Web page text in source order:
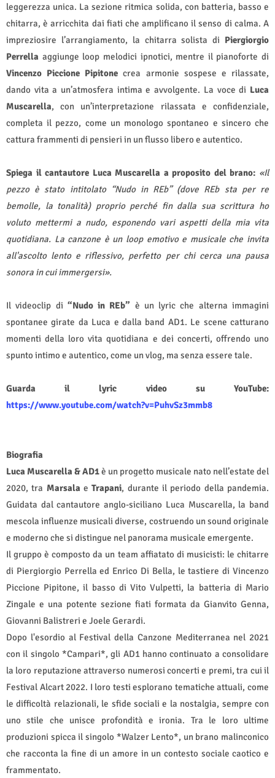
leggerezza unica. La sezione ritmica solida, con batteria, basso e
chitarra, è arricchita dai fiati che amplificano il senso di calma. A
impreziosire l’arrangiamento, la chitarra solista di Piergiorgio
Perrella aggiunge loop melodici ipnotici, mentre il pianoforte di
Vincenzo Piccione Pipitone crea armonie sospese e rilassate,
dando vita a un’atmosfera intima e avvolgente. La voce di Luca
Muscarella, con un’interpretazione rilassata e confidenziale,
completa il pezzo, come un monologo spontaneo e sincero che
cattura frammenti di pensieri in un flusso libero e autentico.
Spiega il cantautore Luca Muscarella a proposito del brano: «Il
pezzo è stato intitolato “Nudo in REb” (dove REb sta per re
bemolle, la tonalità) proprio perché fin dalla sua scrittura ho
voluto mettermi a nudo, esponendo vari aspetti della mia vita
quotidiana. La canzone è un loop emotivo e musicale che invita
all'ascolto lento e riflessivo, perfetto per chi cerca una pausa
sonora in cui immergersi».
Il videoclip di “Nudo in REb” è un lyric che alterna immagini
spontanee girate da Luca e dalla band AD1. Le scene catturano
momenti della loro vita quotidiana e dei concerti, offrendo uno
spunto intimo e autentico, come un vlog, ma senza essere tale.
Guarda il lyric video su YouTube:
https://www.youtube.com/watch?v=PuhvSz3mmb8
Biografia
Luca Muscarella & AD1è un progetto musicale nato nell’estate del
2020, tra MarsalaeTrapani, durante il periodo della pandemia.
Guidata dal cantautore anglo-siciliano Luca Muscarella, la band
mescola influenze musicali diverse, costruendo un sound originale
e moderno che si distingue nel panorama musicale emergente.
Il gruppo è composto da un team affiatato di musicisti: le chitarre
di Piergiorgio Perrella ed Enrico Di Bella, le tastiere di Vincenzo
Piccione Pipitone, il basso di Vito Vulpetti, la batteria di Mario
Zingale e una potente sezione fiati formata da Gianvito Genna,
Giovanni Balistreri e Joele Gerardi.
Dopo l'esordio al Festival della Canzone Mediterranea nel 2021
con il singolo *Campari*, gli AD1 hanno continuato a consolidare
la loro reputazione attraverso numerosi concerti e premi, tra cui il
Festival Alcart 2022. I loro testi esplorano tematiche attuali, come
le difficoltà relazionali, le sfide sociali e la nostalgia, sempre con
uno stile che unisce profondità e ironia. Tra le loro ultime
produzioni spicca il singolo *Walzer Lento*, un brano malinconico
che racconta la fine di un amore in un contesto sociale caotico e
frammentato.